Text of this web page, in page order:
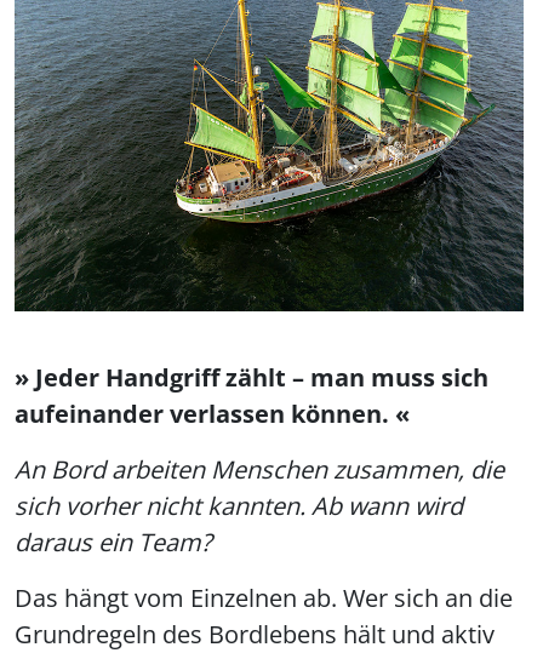
» Jeder Handgriff zählt – man muss sich
aufeinander verlassen können. «
An Bord arbeiten Menschen zusammen, die
sich vorher nicht kannten. Ab wann wird
daraus ein Team?
Das hängt vom Einzelnen ab. Wer sich an die
Grundregeln des Bordlebens hält und aktiv